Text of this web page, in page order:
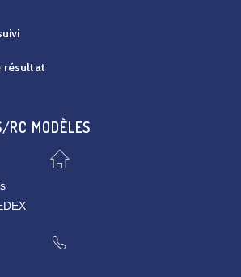
résultat
RC MODÈLES